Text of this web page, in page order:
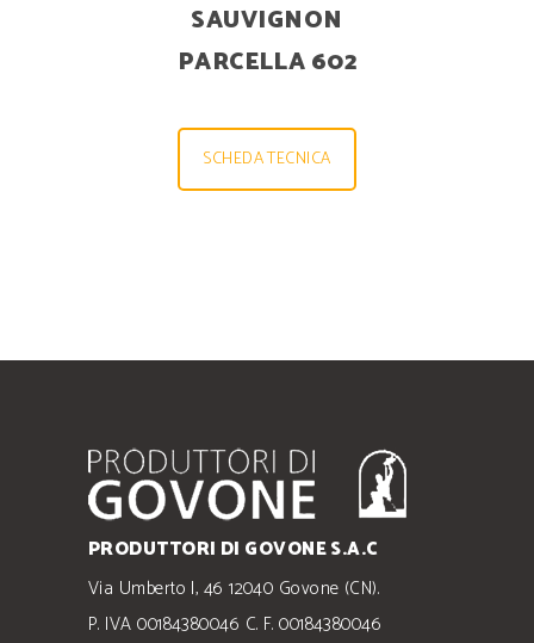
SAUVIGNON
PARCELLA 602
SCHEDA TECNICA
PRODUTTORI DI GOVONE S.A.C
Via Umberto I, 46 12040 Govone (CN).
P. IVA 00184380046 C. F. 00184380046